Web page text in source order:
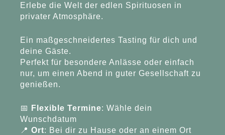
Erlebe die Welt der edlen Spirituosen in
privater Atmosphäre.
Ein maßgeschneidertes Tasting für dich und
deine Gäste.
Perfekt für besondere Anlässe oder einfach
nur, um einen Abend in guter Gesellschaft zu
genießen.
📅 Flexible Termine: Wähle dein
Wunschdatum
📍Ort: Bei dir zu Hause oder an einem Ort